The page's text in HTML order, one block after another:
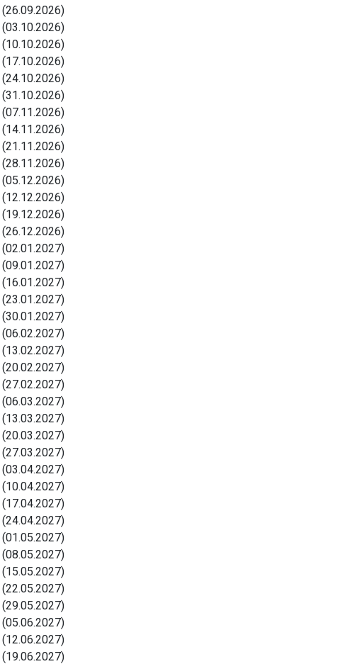
(26.09.2026)
(03.10.2026)
(10.10.2026)
(17.10.2026)
(24.10.2026)
(31.10.2026)
(07.11.2026)
(14.11.2026)
(21.11.2026)
(28.11.2026)
(05.12.2026)
(12.12.2026)
(19.12.2026)
(26.12.2026)
(02.01.2027)
(09.01.2027)
(16.01.2027)
(23.01.2027)
(30.01.2027)
(06.02.2027)
(13.02.2027)
(20.02.2027)
(27.02.2027)
(06.03.2027)
(13.03.2027)
(20.03.2027)
(27.03.2027)
(03.04.2027)
(10.04.2027)
(17.04.2027)
(24.04.2027)
(01.05.2027)
(08.05.2027)
(15.05.2027)
(22.05.2027)
(29.05.2027)
(05.06.2027)
(12.06.2027)
(19.06.2027)